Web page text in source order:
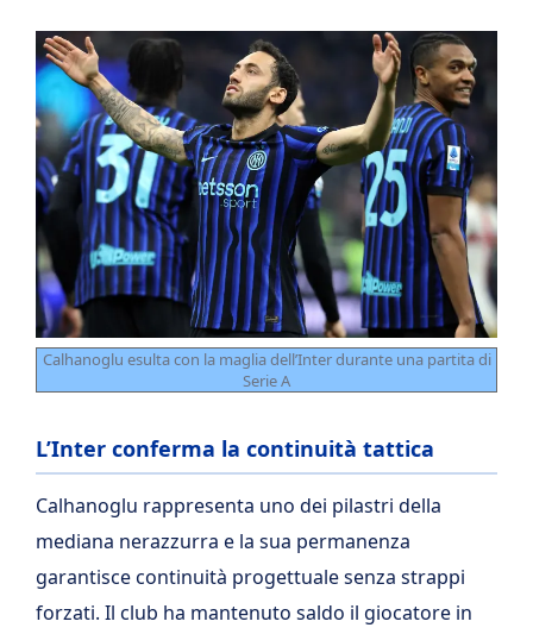
Calhanoglu esulta con la maglia dell’Inter durante una partita di
Serie A
L’Inter conferma la continuità tattica
Calhanoglu rappresenta uno dei pilastri della
mediana nerazzurra e la sua permanenza
garantisce continuità progettuale senza strappi
forzati. Il club ha mantenuto saldo il giocatore in